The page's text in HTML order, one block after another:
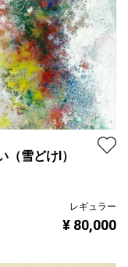
（雪どけⅠ）
レギュラー
¥ 80,000